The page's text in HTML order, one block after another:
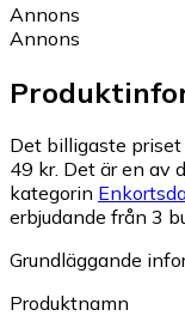
Annons
Annons
Det billigaste
49 kr. Det är en av
kategorin
erbjudande från 3
Grundläggande
Produktnamn